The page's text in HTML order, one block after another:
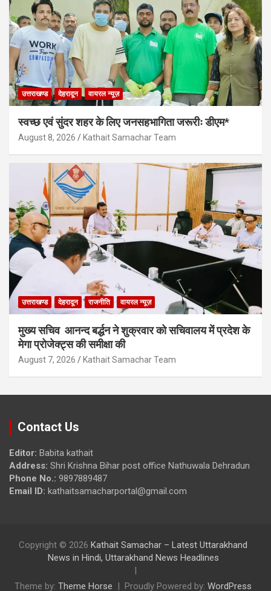
उत्तराखण्ड देहरादून वायरल न्यूज़
स्वच्छ एवं सुंदर शहर के लिए जनसहभागिता जरूरीः डीएम*
August 8, 2026 Kathait Samachar Team
उत्तराखण्ड देहरादून राजनीति वायरल न्यूज़
मुख्य सचिव आनन्द बर्द्धन ने शुक्रवार को सचिवालय में प्रदेश के
मेगा प्रोजेक्ट्स की समीक्षा की
August 7, 2026 Kathait Samachar Team
Contact Us
Editor: Babita kathait
Address: Shri Krishna Bihar post office Nathuwala Dehradun
Phone No.: 9897889487
Email ID: kathaitsamacharportal@gmail.com
Copyright © 2026 Kathait Samachar – Latest Uttarakhand
News in Hindi, Uttarakhand News Headlines
Theme by: Theme Horse Proudly Powered by: WordPress